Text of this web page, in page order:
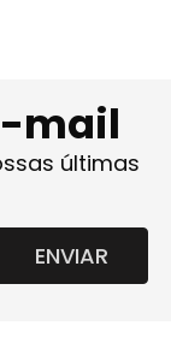
mail
últimas
ENVIAR